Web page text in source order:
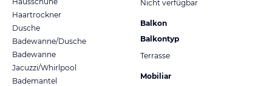
Haartrockner
Dusche
Badewanne/Dusche
Badewanne
Jacuzzi/Whirlpool
Bademantel
Nicht verfügbar
Balkon
Balkontyp
Terrasse
Mobiliar